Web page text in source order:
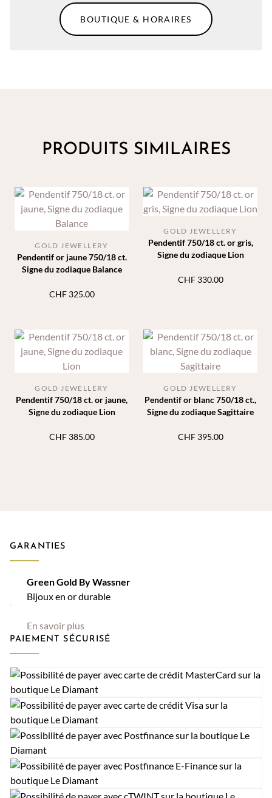
BOUTIQUE & HORAIRES
PRODUITS SIMILAIRES
Pendentif or jaune 750/18 ct.
Signe du zodiaque Balance
GOLD JEWELLERY
CHF325.00
Pendentif 750/18 ct. or gris,
Signe du zodiaque Lion
GOLD JEWELLERY
CHF330.00
Pendentif 750/18 ct. or jaune,
Signe du zodiaque Lion
GOLD JEWELLERY
CHF385.00
Pendentif or blanc 750/18 ct.,
Signe du zodiaque Sagittaire
GOLD JEWELLERY
CHF395.00
GARANTIES
Green Gold By Wassner
Bijoux en or durable
En savoir plus
PAIEMENT SÉCURISÉ